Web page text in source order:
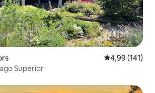
4,99 de uma
4,99 (141)
Superior